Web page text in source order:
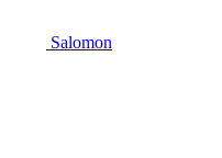
Salomon